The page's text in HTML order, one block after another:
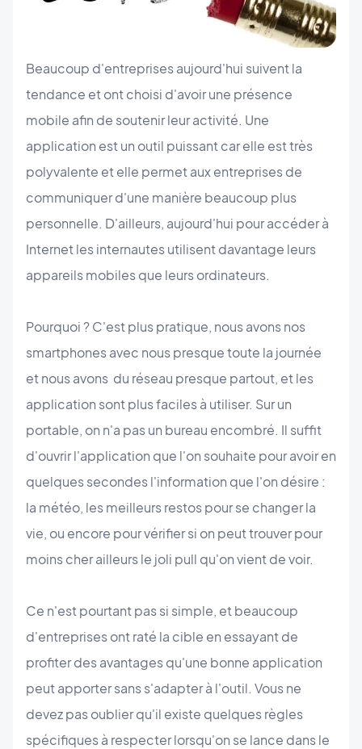
Beaucoup d'entreprises aujourd'hui suivent la
tendance et ont choisi d'avoir une présence
mobile afin de soutenir leur activité. Une
application est un outil puissant car elle est très
polyvalente et elle permet aux entreprises de
communiquer d'une manière beaucoup plus
personnelle. D'ailleurs, aujourd'hui pour accéder à
Internet les internautes utilisent davantage leurs
appareils mobiles que leurs ordinateurs.
Pourquoi ? C'est plus pratique, nous avons nos
smartphones avec nous presque toute la journée
et nous avons du réseau presque partout, et les
application sont plus faciles à utiliser. Sur un
portable, on n'a pas un bureau encombré. Il suffit
d'ouvrir l'application que l'on souhaite pour avoir en
quelques secondes l'information que l'on désire :
la météo, les meilleurs restos pour se changer la
vie, ou encore pour vérifier si on peut trouver pour
moins cher ailleurs le joli pull qu'on vient de voir.
Ce n'est pourtant pas si simple, et beaucoup
d'entreprises ont raté la cible en essayant de
profiter des avantages qu'une bonne application
peut apporter sans s'adapter à l'outil. Vous ne
devez pas oublier qu'il existe quelques règles
spécifiques à respecter lorsqu'on se lance dans le